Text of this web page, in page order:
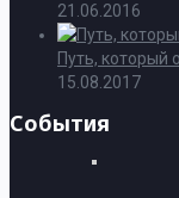
21.06.2016
Путь, который
15.08.2017
События